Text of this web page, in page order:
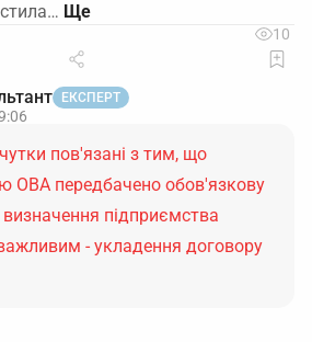
10
ЕКСПЕРТ
пов'язані з тим, що
ОВА передбачено обов'язкову
підприємства
- укладення договору